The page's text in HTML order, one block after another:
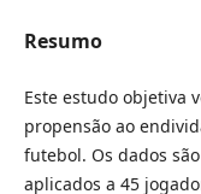
Resumo
Este estudo objetiva
propensão ao
futebol. Os dados
aplicados a 45